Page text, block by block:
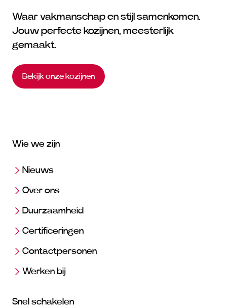
Waar vakmanschap en stijl samenkomen.
Jouw perfecte kozijnen, meesterlijk
gemaakt.
Bekijk onze kozijnen
Wie we zijn
Nieuws
Over ons
Duurzaamheid
Certificeringen
Contactpersonen
Werken bij
Snel schakelen